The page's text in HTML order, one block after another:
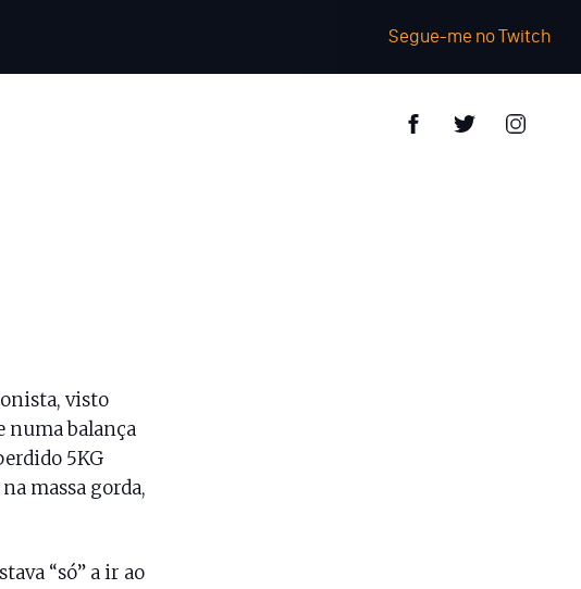
Segue-me no Twitch
visto
numa balança
5KG
massa gorda,
“só” a ir ao